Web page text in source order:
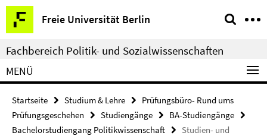
Springe
direkt
zu
Inhalt
Freie Universität Berlin
Service-
Navigation
Fachbereich Politik- und Sozialwissenschaften
MENÜ
Startseite Studium & Lehre
Prüfungsbüro- Rund ums
Prüfungsgeschehen
Studiengänge
BA-Studiengänge
Bachelorstudiengang Politikwissenschaft
Studien- und